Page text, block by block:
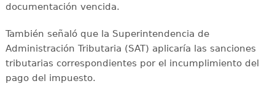
documentación vencida.
También señaló que la Superintendencia de
Administración Tributaria (SAT) aplicaría las sanciones
tributarias correspondientes por el incumplimiento del
pago del impuesto.